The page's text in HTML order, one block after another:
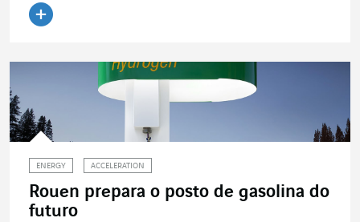
ENERGY ACCELERATION
Rouen prepara o posto de gasolina do
futuro